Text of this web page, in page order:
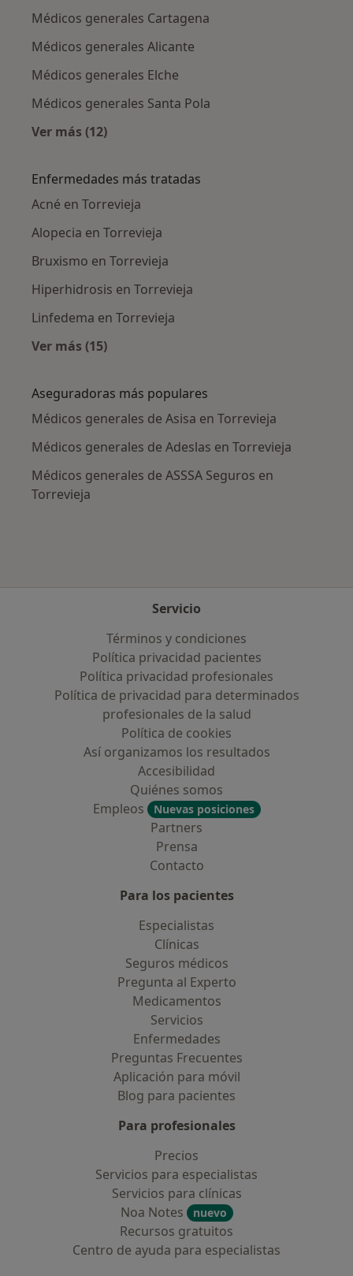
Médicos generales Cartagena
Médicos generales Alicante
Médicos generales Elche
Médicos generales Santa Pola
Ver más (12)
Enfermedades más tratadas
Acné en Torrevieja
Alopecia en Torrevieja
Bruxismo en Torrevieja
Hiperhidrosis en Torrevieja
Linfedema en Torrevieja
Ver más (15)
Aseguradoras más populares
Médicos generales de Asisa en Torrevieja
Médicos generales de Adeslas en Torrevieja
Médicos generales de ASSSA Seguros en
Torrevieja
Servicio
Términos y condiciones
Política privacidad pacientes
Política privacidad profesionales
Política de privacidad para determinados
profesionales de la salud
Política de cookies
Así organizamos los resultados
Accesibilidad
Quiénes somos
Empleos
Nuevas posiciones
Partners
Prensa
Contacto
Para los pacientes
Especialistas
Clínicas
Seguros médicos
Pregunta al Experto
Medicamentos
Servicios
Enfermedades
Preguntas Frecuentes
Aplicación para móvil
Blog para pacientes
Para profesionales
Precios
Servicios para especialistas
Servicios para clínicas
Noa Notes
nuevo
Recursos gratuitos
Centro de ayuda para especialistas